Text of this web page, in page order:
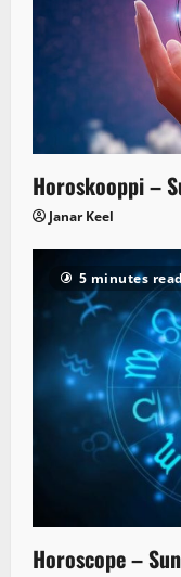
Horoskooppi –
Janar Keel
5 minutes
Horoscope –